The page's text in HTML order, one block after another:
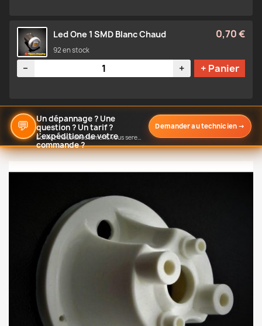
Led One 1 SMD Blanc Chaud 0,70 €
92 en stock
− + + Panier
💬
Un dépannage ? Une
question ? Un tarif ?
L'expédition de votre
commande ?
Écrivez-nous directement, vous serez notifié de notre réponse
Demander au technicien →